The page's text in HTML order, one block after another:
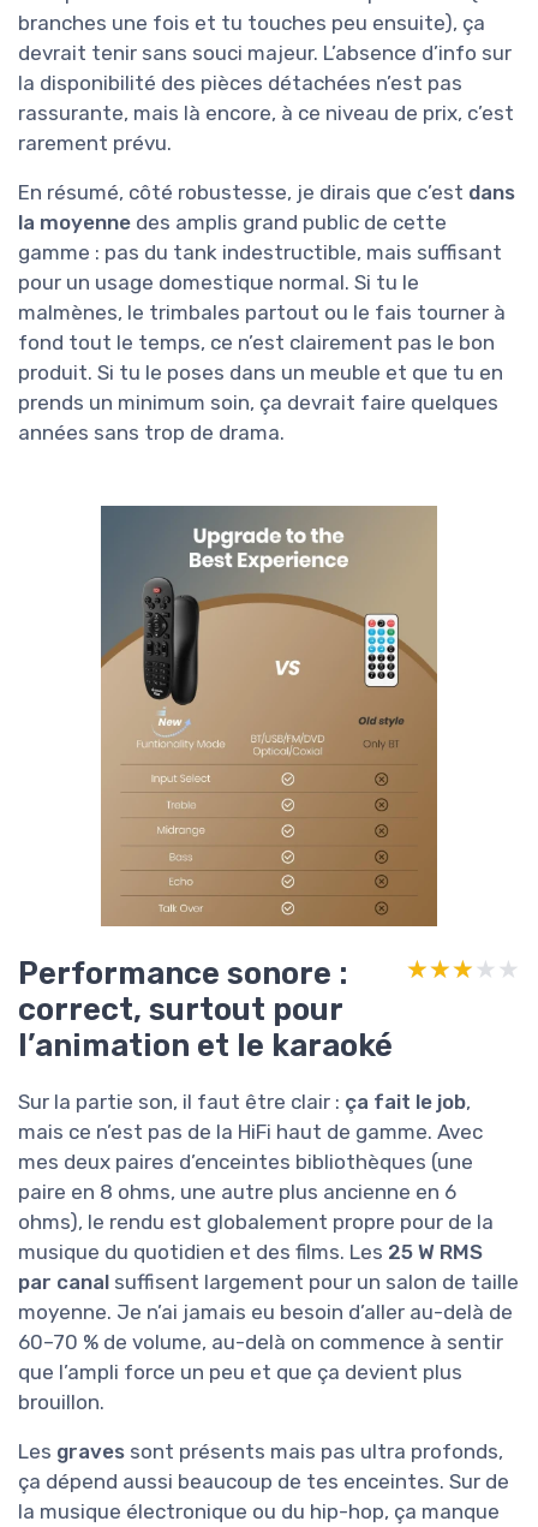
branches une fois et tu touches peu ensuite), ça
devrait tenir sans souci majeur. L’absence d’info sur
la disponibilité des pièces détachées n’est pas
rassurante, mais là encore, à ce niveau de prix, c’est
rarement prévu.
En résumé, côté robustesse, je dirais que c’est dans
la moyenne des amplis grand public de cette
gamme : pas du tank indestructible, mais suffisant
pour un usage domestique normal. Si tu le
malmènes, le trimbales partout ou le fais tourner à
fond tout le temps, ce n’est clairement pas le bon
produit. Si tu le poses dans un meuble et que tu en
prends un minimum soin, ça devrait faire quelques
années sans trop de drama.
Performance sonore :
correct, surtout pour
l’animation et le karaoké
★★★★★
★★★★★
Sur la partie son, il faut être clair : ça fait le job,
mais ce n’est pas de la HiFi haut de gamme. Avec
mes deux paires d’enceintes bibliothèques (une
paire en 8 ohms, une autre plus ancienne en 6
ohms), le rendu est globalement propre pour de la
musique du quotidien et des films. Les 25 W RMS
par canal suffisent largement pour un salon de taille
moyenne. Je n’ai jamais eu besoin d’aller au-delà de
60–70 % de volume, au-delà on commence à sentir
que l’ampli force un peu et que ça devient plus
brouillon.
Les graves sont présents mais pas ultra profonds,
ça dépend aussi beaucoup de tes enceintes. Sur de
la musique électronique ou du hip-hop, ça manque